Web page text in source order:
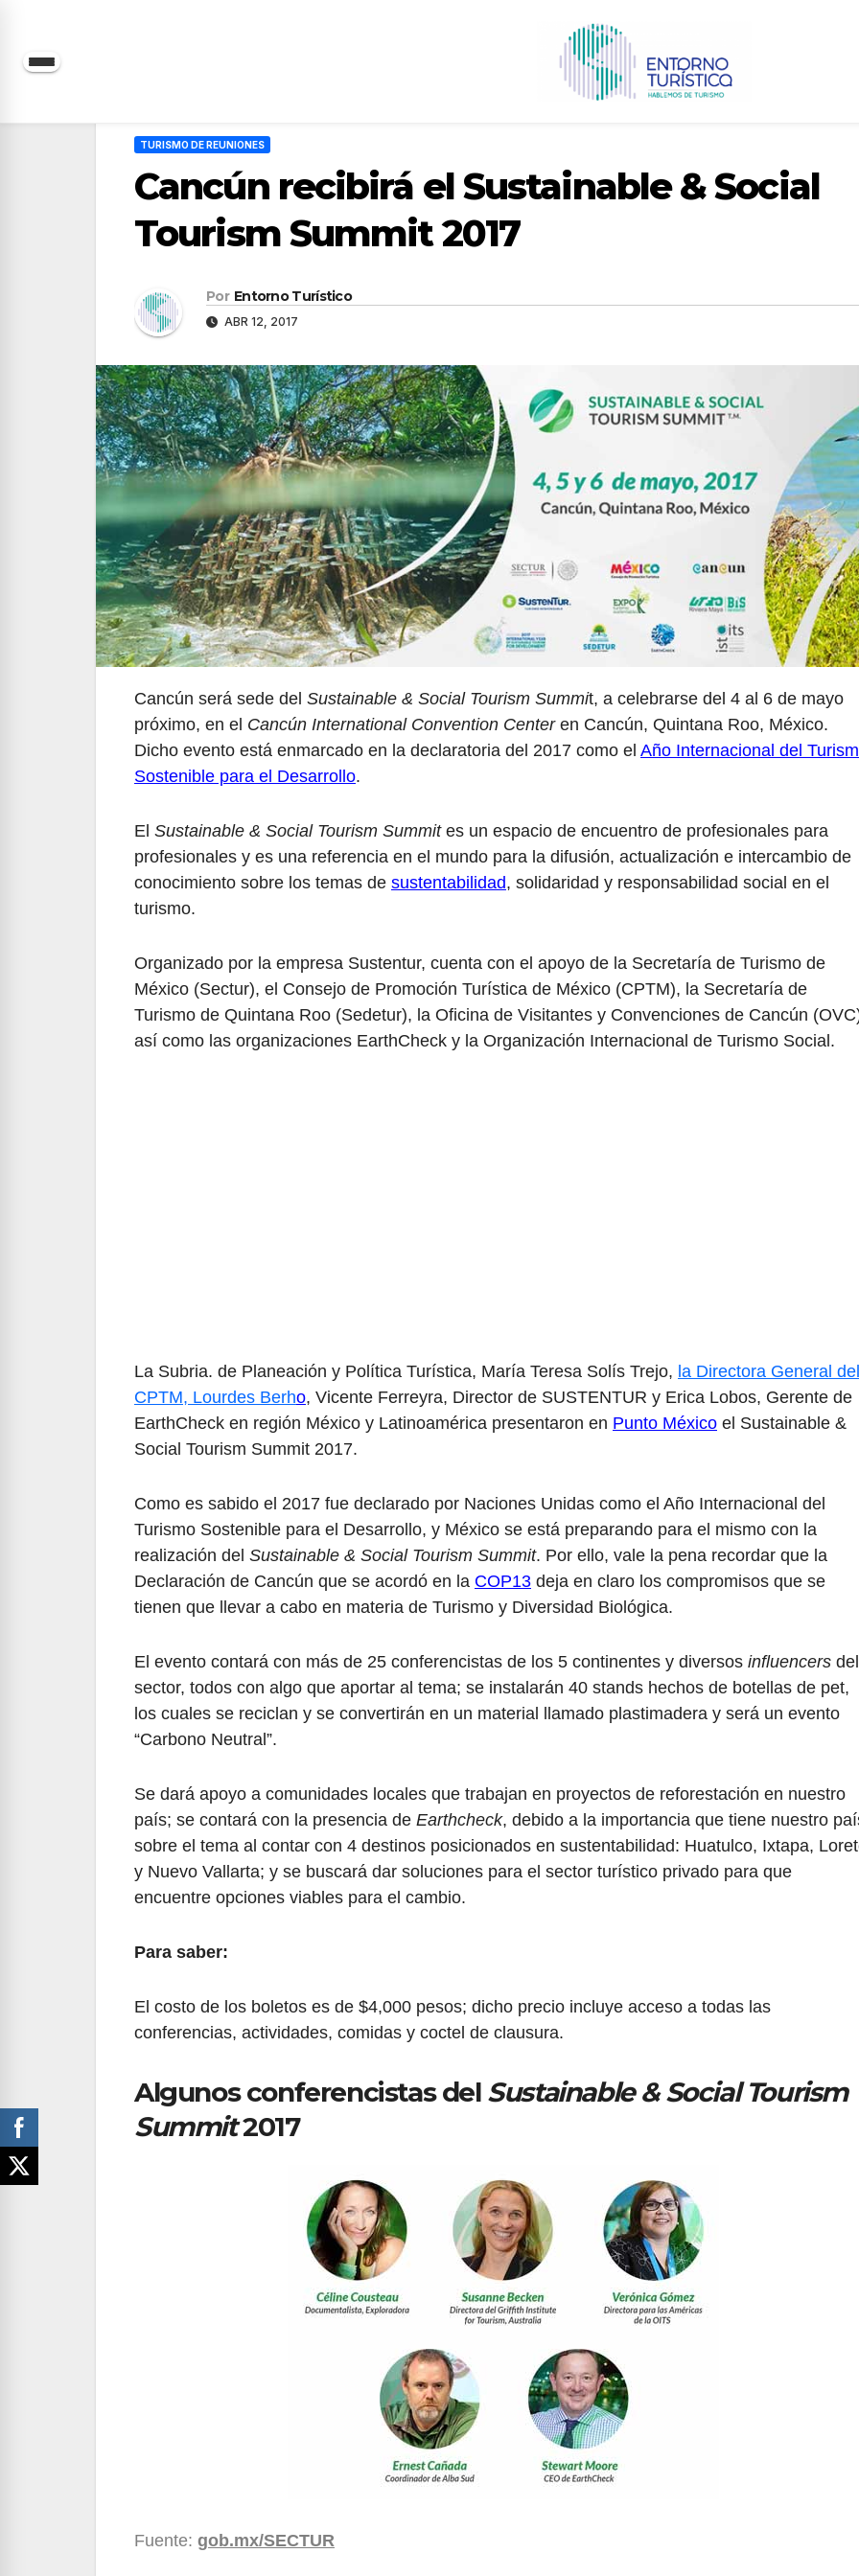
Saltar
TURISMO DE REUNIONES
Cancún recibirá el Sustainable & Social
Tourism Summit 2017
Por Entorno Turístico
ABR 12, 2017
Cancún será sede del Sustainable & Social Tourism Summit, a celebrarse del 4 al 6 de mayo
próximo, en el Cancún International Convention Centeren Cancún, Quintana Roo, México.
Dicho evento está enmarcado en la declaratoria del 2017 como el Año Internacional del
Sostenible para el Desarrollo.
El Sustainable & Social Tourism Summites un espacio de encuentro de profesionales para
profesionales y es una referencia en el mundo para la difusión, actualización e intercambio de
conocimiento sobre los temas de sustentabilidad, solidaridad y responsabilidad social en el
turismo.
Organizado por la empresa Sustentur, cuenta con el apoyo de la Secretaría de Turismo de
México (Sectur), el Consejo de Promoción Turística de México (CPTM), la Secretaría de
Turismo de Quintana Roo (Sedetur), la Oficina de Visitantes y Convenciones de Cancún
así como las organizaciones EarthCheck y la Organización Internacional de Turismo Social.
La Subria. de Planeación y Política Turística, María Teresa Solís Trejo, la Directora General del
CPTM, Lourdes Berho, Vicente Ferreyra, Director de SUSTENTUR y Erica Lobos, Gerente de
EarthCheck en región México y Latinoamérica presentaron en Punto México el Sustainable &
Social Tourism Summit 2017.
Como es sabido el 2017 fue declarado por Naciones Unidas como el Año Internacional del
Turismo Sostenible para el Desarrollo, y México se está preparando para el mismo con la
realización del Sustainable & Social Tourism Summit. Por ello, vale la pena recordar que la
Declaración de Cancún que se acordó en la COP13 deja en claro los compromisos que se
tienen que llevar a cabo en materia de Turismo y Diversidad Biológica.
El evento contará con más de 25 conferencistas de los 5 continentes y diversos influencers del
sector, todos con algo que aportar al tema; se instalarán 40 stands hechos de botellas de pet,
los cuales se reciclan y se convertirán en un material llamado plastimadera y será un evento
“Carbono Neutral”.
Se dará apoyo a comunidades locales que trabajan en proyectos de reforestación en nuestro
país; se contará con la presencia de Earthcheck, debido a la importancia que tiene nuestro
sobre el tema al contar con 4 destinos posicionados en sustentabilidad: Huatulco, Ixtapa,
y Nuevo Vallarta; y se buscará dar soluciones para el sector turístico privado para que
encuentre opciones viables para el cambio.
Para saber:
El costo de los boletos es de $4,000 pesos; dicho precio incluye acceso a todas las
conferencias, actividades, comidas y coctel de clausura.
Algunos conferencistas del Sustainable & Social Tourism
Summit2017
Fuente: gob.mx/SECTUR